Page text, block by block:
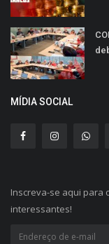
MÍDIA SOCIAL
Inscreva-se aqui para
interessantes!